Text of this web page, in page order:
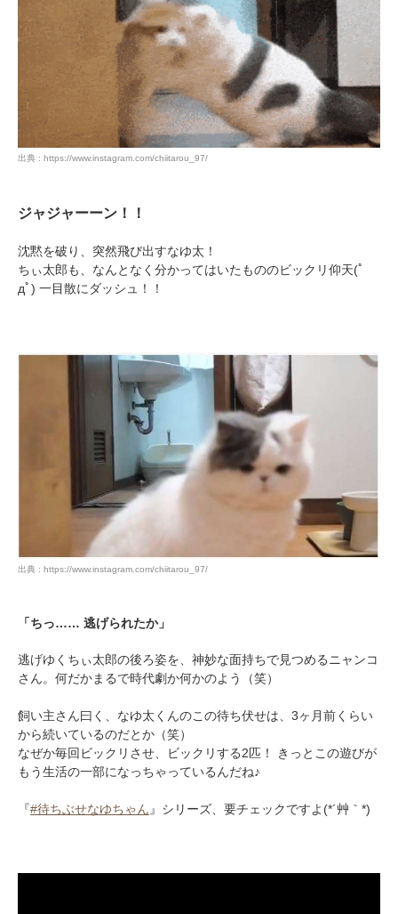
出典 : https://www.instagram.com/chiitarou_97/
ジャジャーーン！！
沈黙を破り、突然飛び出すなゆ太！
ちぃ太郎も、なんとなく分かってはいたもののビックリ仰天(ﾟ
дﾟ) 一目散にダッシュ！！
出典 : https://www.instagram.com/chiitarou_97/
「ちっ…… 逃げられたか」
逃げゆくちぃ太郎の後ろ姿を、神妙な面持ちで見つめるニャンコ
さん。何だかまるで時代劇か何かのよう（笑）
飼い主さん曰く、なゆ太くんのこの待ち伏せは、3ヶ月前くらい
から続いているのだとか（笑）
なぜか毎回ビックリさせ、ビックリする2匹！ きっとこの遊びが
もう生活の一部になっちゃっているんだね♪
『#待ちぶせなゆちゃん 』シリーズ、要チェックですよ(*´艸｀*)
pecodogs
いぬ部をフォロー
pecocats
ねこ部をフォロー
PECOアプリをダウンロード済みの方
アプリで開く
アプリをダウンロードする